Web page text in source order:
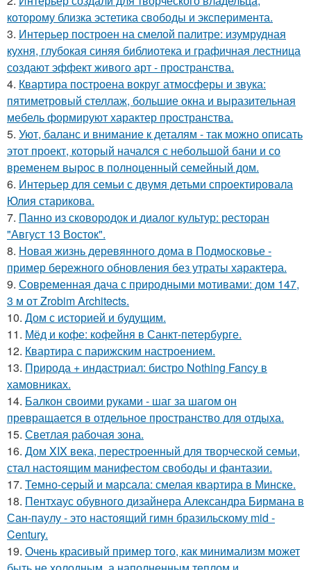
которому близка эстетика свободы и эксперимента.
3. Интерьер построен на смелой палитре: изумрудная
кухня, глубокая синяя библиотека и графичная лестница
создают эффект живого арт - пространства.
4. Квартира построена вокруг атмосферы и звука:
пятиметровый стеллаж, большие окна и выразительная
мебель формируют характер пространства.
5. Уют, баланс и внимание к деталям - так можно описать
этот проект, который начался с небольшой бани и со
временем вырос в полноценный семейный дом.
6. Интерьер для семьи с двумя детьми спроектировала
Юлия старикова.
7. Панно из сковородок и диалог культур: ресторан
"Август 13 Восток".
8. Новая жизнь деревянного дома в Подмосковье -
пример бережного обновления без утраты характера.
9. Современная дача с природными мотивами: дом 147,
3 м от Zrobim Architects.
10. Дом с историей и будущим.
11. Мёд и кофе: кофейня в Санкт-петербурге.
12. Квартира с парижским настроением.
13. Природа + индастриал: бистро Nothing Fancy в
хамовниках.
14. Балкон своими руками - шаг за шагом он
превращается в отдельное пространство для отдыха.
15. Светлая рабочая зона.
16. Дом XIX века, перестроенный для творческой семьи,
стал настоящим манифестом свободы и фантазии.
17. Темно-серый и марсала: смелая квартира в Минске.
18. Пентхаус обувного дизайнера Александра Бирмана в
Сан-паулу - это настоящий гимн бразильскому mid -
Century.
19. Очень красивый пример того, как минимализм может